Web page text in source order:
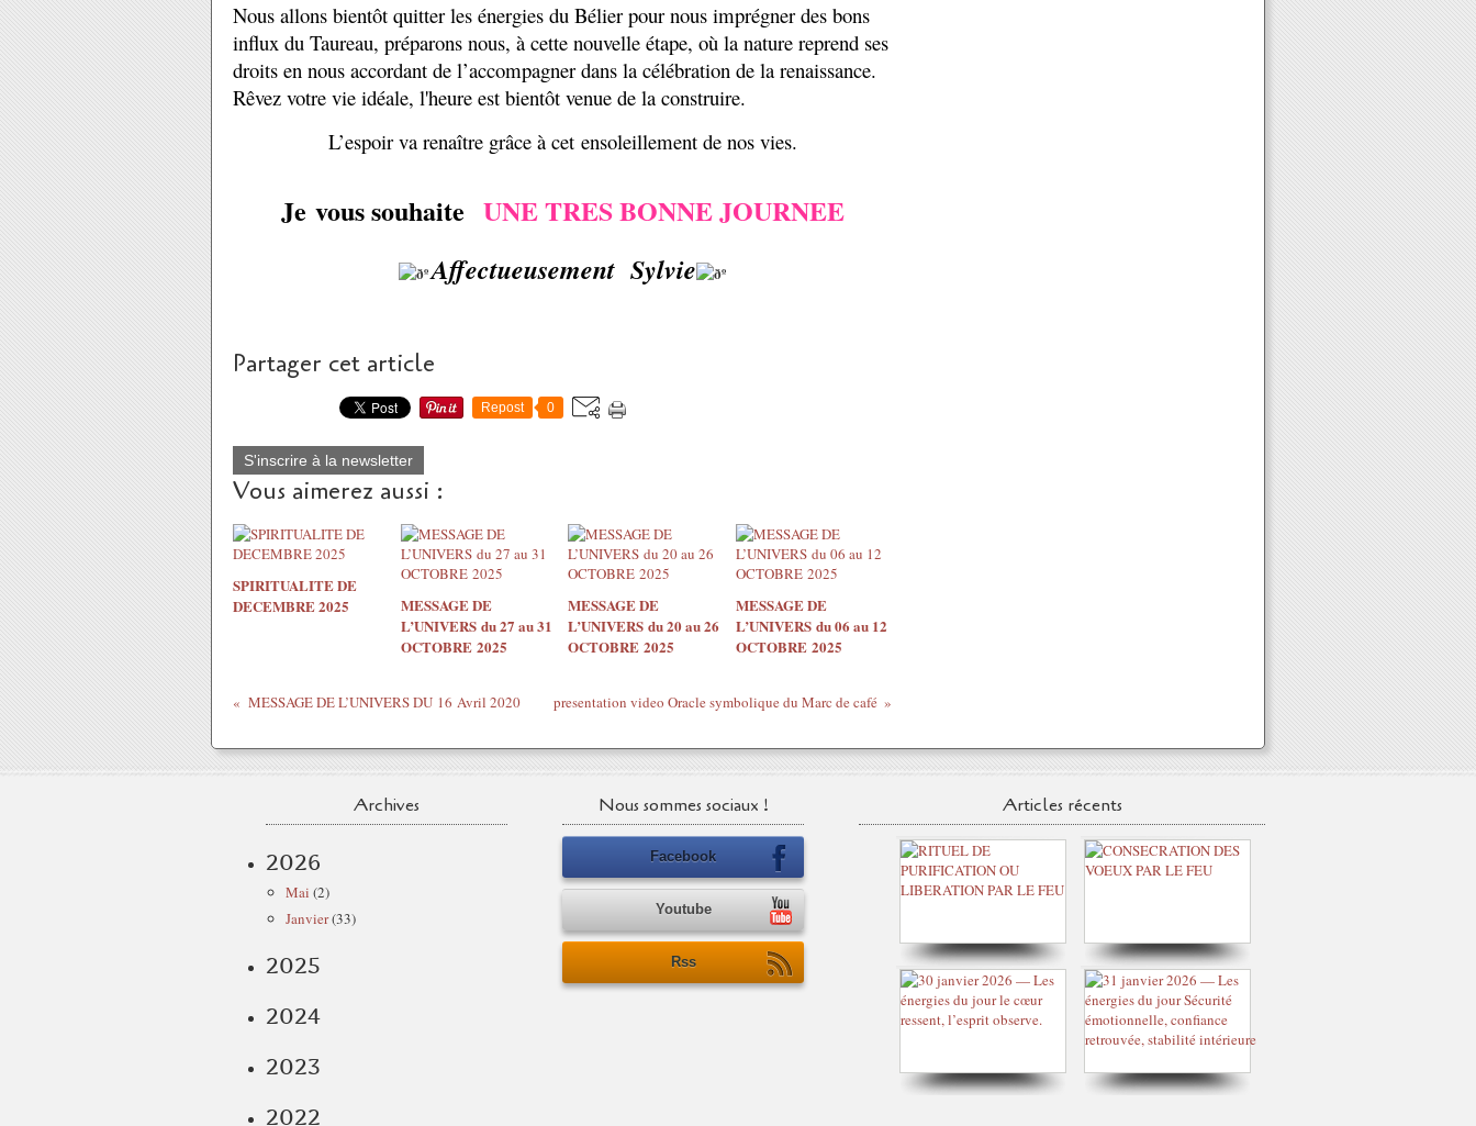
Nous allons bientôt quitter les énergies du Bélier pour nous imprégner des bons
influx du Taureau, préparons nous, à cette nouvelle étape, où la nature reprend ses
droits en nous accordant de l’accompagner dans la célébration de la renaissance.
Rêvez votre vie idéale, l'heure est bientôt venue de la construire.
L’espoir va renaître grâce à cet ensoleillement de nos vies.
Je vous souhaite UNE TRES BONNE JOURNEE
Affectueusement Sylvie
Partager cet article
Repost 0
S'inscrire à la newsletter
Vous aimerez aussi :
SPIRITUALITE DE
DECEMBRE 2025
MESSAGE DE
L’UNIVERS du 27 au 31
OCTOBRE 2025
MESSAGE DE
L’UNIVERS du 20 au 26
OCTOBRE 2025
MESSAGE DE
L’UNIVERS du 06 au 12
OCTOBRE 2025
MESSAGE DE L’UNIVERS DU 16 Avril 2020 presentation video Oracle symbolique du Marc de café
Archives
2026
Mai (2)
Janvier(33)
2025
2024
2023
2022
Nous sommes sociaux !
Facebook
Youtube
Rss
Articles récents